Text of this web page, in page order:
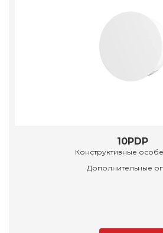
10PDP
Конструктивные
Дополнительные